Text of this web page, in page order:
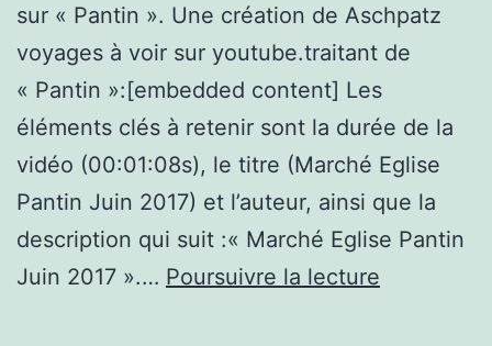
sur « Pantin ». Une création de Aschpatz
voyages à voir sur youtube.traitant de
« Pantin »:[embedded content] Les
éléments clés à retenir sont la durée de la
vidéo (00:01:08s), le titre (Marché Eglise
Pantin Juin 2017) et l’auteur, ainsi que la
description qui suit :« Marché Eglise Pantin
Juin 2017 ».… Poursuivre la lecture